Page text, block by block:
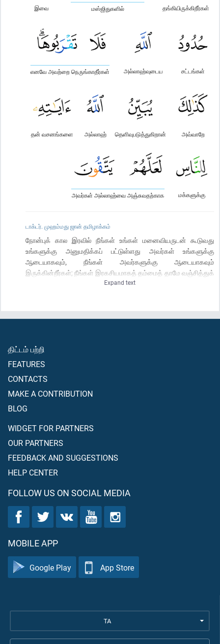
தங்கியிருக்கிறீர்கள்
மஸ்ஜிதுகளில்
இவை
சட்டங்கள்
அல்லாஹ்வுடைய
எனவே அவற்றை நெருங்காதீர்கள்
அவ்வாறே
தெளிவுபடுத்துகிறான்
அல்லாஹ்
தன் வசனங்களை
மக்களுக்கு
அவர்கள் அல்லாஹ்வை அஞ்சுவதற்காக
டாக்டர். முஹம்மது ஜான் தமிழாக்கம்
நோன்புக் கால இரவில் நீங்கள் உங்கள் மனைவியருடன் கூடுவது
உங்களுக்கு அனுமதிக்கப் பட்டுள்ளது அவர்கள் உங்களுக்கு
ஆடையாகவும், நீங்கள் அவர்களுக்கு ஆடையாகவும்
இருக்கின்றீர்கள்; நீங்கள் இரகசியமாகத் தம்மைத் தாமே வஞ்சித்துக்
கொண்டிருந்ததை அல்லாஹ் நன்கறிவான்; அவன் உங்கள் மீது
பின்னர், இரவு வரும் வரை நோன்பைப் பூர்த்தி செய்யுங்கள்; இன்னும்
நீங்கள் பள்ளிவாசலில் தனித்து (இஃதிகாஃபில்) இருக்கும் போது,
உங்கள் மனைவியருடன் கூடாதீர்கள்-இவையே அல்லாஹ் விதித்த
வரம்புகளாகும்; அந்த வரம்புகளை(த் தாண்ட) முற்படாதீர்கள்;
இவ்வாறே (கட்டுப்பாடுடன்) தங்களைக்காத்து பயபக்தியுடையோர்
தெளிவாக்குகின்றான்.
Expand text
திட்டம் பற்றி
FEATURES
CONTACTS
MAKE A CONTRIBUTION
BLOG
WIDGET FOR PARTNERS
OUR PARTNERS
FEEDBACK AND SUGGESTIONS
HELP CENTER
FOLLOW US ON SOCIAL MEDIA
MOBILE APP
Google Play App Store
TA